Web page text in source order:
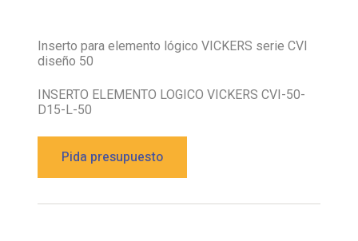
Inserto para elemento lógico VICKERS serie CVI
diseño 50
INSERTO ELEMENTO LOGICO VICKERS CVI-50-
D15-L-50
Pida presupuesto